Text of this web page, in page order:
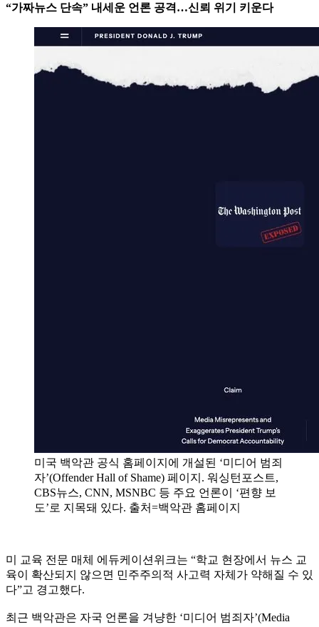
“가짜뉴스 단속” 내세운 언론 공격…신뢰 위기 키운다
미국 백악관 공식 홈페이지에 개설된 ‘미디어 범죄
자’(Offender Hall of Shame) 페이지. 워싱턴포스트,
CBS뉴스, CNN, MSNBC 등 주요 언론이 ‘편향 보
도’로 지목돼 있다. 출처=백악관 홈페이지
미 교육 전문 매체 에듀케이션위크는 “학교 현장에서 뉴스 교
육이 확산되지 않으면 민주주의적 사고력 자체가 약해질 수 있
다”고 경고했다.
최근 백악관은 자국 언론을 겨냥한 ‘미디어 범죄자’(Media